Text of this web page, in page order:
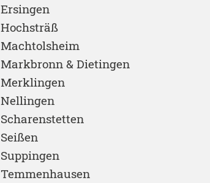
Ersingen
Hochsträß
Machtolsheim
Markbronn & Dietingen
Merklingen
Nellingen
Scharenstetten
Seißen
Suppingen
Temmenhausen